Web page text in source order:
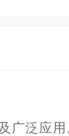
广泛应